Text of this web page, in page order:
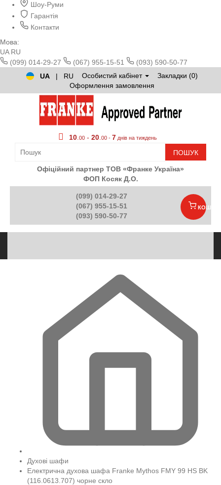
Шоу-Руми
Гарантія
Контакти
Мова:
UA RU
(099) 014-29-27
(067) 955-15-51
(093) 590-50-77
UA
| RU Особистий кабінет
Закладки (0)
Оформлення замовлення
10 00 - 20 00 - 7 днів на тиждень
ПОШУК
Офіційний партнер ТОВ «Франке Україна»
ФОП Косяк Д.О.
(099) 014-29-27
(067) 955-15-51
(093) 590-50-77
КОШИК
Духові шафи
Електрична духова шафа Franke Mythos FMY 99 HS BK
(116.0613.707) чорне скло